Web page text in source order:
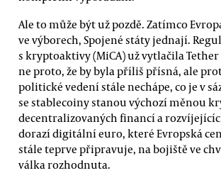
Ale to může být už pozdě. Zatímco
ve výborech, Spojené státy jednají.
s kryptoaktivy (MiCA) už vytlačila Tether
ne proto, že by byla příliš přísná, ale
politické vedení stále nechápe, co je v
se stablecoiny stanou výchozí měnou
decentralizovaných financí a
dorazí digitální euro, které Evropská
stále teprve připravuje, na bojiště ve
válka rozhodnuta.